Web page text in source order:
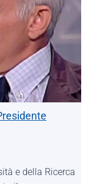
e della Ricerca